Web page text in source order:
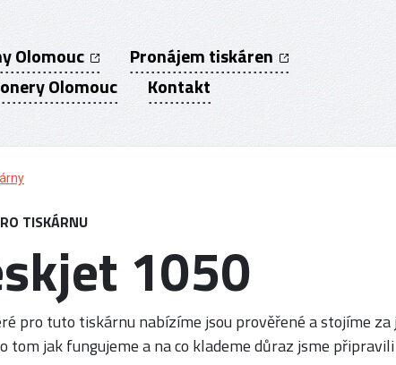
Olomouc
Pronájem tiskáren
Olomouc
Kontakt
TISKÁRNU
1050
pro tuto tiskárnu nabízíme jsou prověřené a stojíme za
tom jak fungujeme a na co klademe důraz jsme připravili